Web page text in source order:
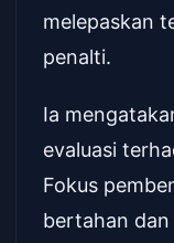
melepaskan
penalti.
Ia
evaluasi
Fokus
bertahan